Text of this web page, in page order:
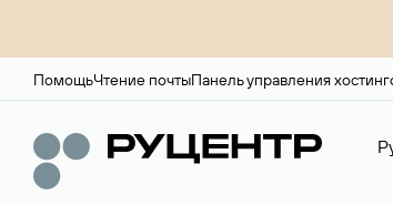
ПомощьЧтение почтыПанель управления